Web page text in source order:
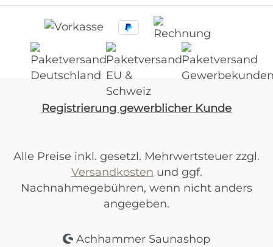
Registrierung gewerblicher Kunde
Alle Preise inkl. gesetzl. Mehrwertsteuer zzgl.
Versandkosten und ggf.
Nachnahmegebühren, wenn nicht anders
angegeben.
Achhammer Saunashop